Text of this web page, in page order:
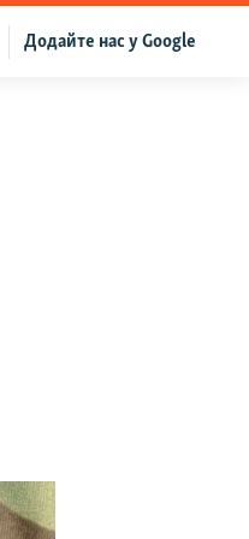
Додайте нас у Google